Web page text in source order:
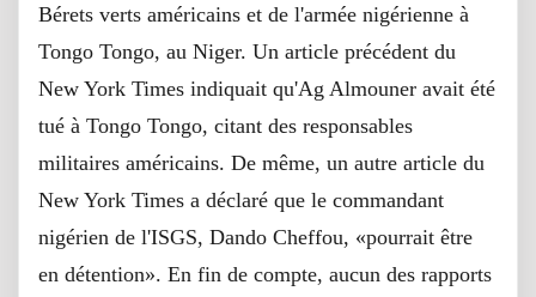
Bérets verts américains et de l'armée nigérienne à
Tongo Tongo, au Niger. Un article précédent du
New York Times indiquait qu'Ag Almouner avait été
tué à Tongo Tongo, citant des responsables
militaires américains. De même, un autre article du
New York Times a déclaré que le commandant
nigérien de l'ISGS, Dando Cheffou, «pourrait être
en détention». En fin de compte, aucun des rapports